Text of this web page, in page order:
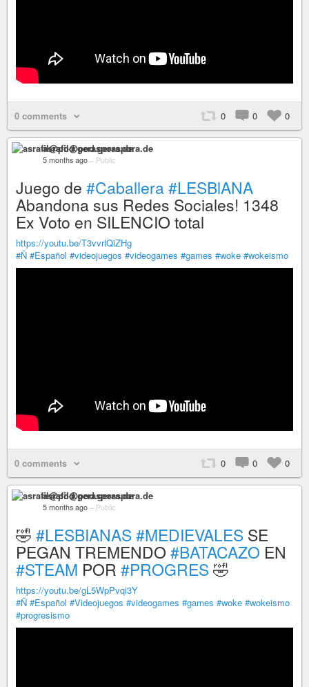
0 comments 0 0 0
asrafil@pod.geraspora.de
5 months ago – Public
Juego de #Caballera#LESBlANA
Abandona sus Redes Sociales! 1348
Ex Voto en SILENCIO total
https://youtu.be/T3vvrlQiZHg
#Ñ #Español #videojuegos #videogames #games #woke #wokeismo
0 comments 0 0 0
asrafil@pod.geraspora.de
5 months ago – Public
🤣 #LESBIANAS#MEDIEVALES SE
PEGAN TREMENDO #BATACAZO EN
#STEAM POR #PROGRES🤣
https://youtu.be/gL5WpPvqi3Y
#Ñ #Español #Videojuegos #videogames #games #woke #wokeismo
#progresismo